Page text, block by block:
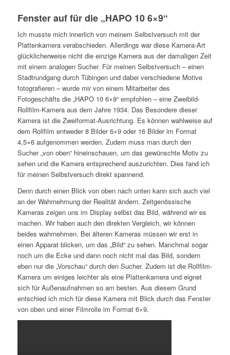
Fenster auf für die „HAPO 10 6×9“
Ich musste mich innerlich von meinem Selbstversuch mit der
Plattenkamera verabschieden. Allerdings war diese Kamera-Art
glücklicherweise nicht die einzige Kamera aus der damaligen Zeit
mit einem analogen Sucher. Für meinen Selbstversuch – einen
Stadtrundgang durch Tübingen und dabei verschiedene Motive
fotografieren – wurde mir von einem Mitarbeiter des
Fotogeschäfts die „HAPO 10 6×9“ empfohlen – eine Zweibild-
Rollfilm-Kamera aus dem Jahre 1934. Das Besondere dieser
Kamera ist die Zweiformat-Ausrichtung. Es können wahlweise auf
dem Rollfilm entweder 8 Bilder 6×9 oder 16 Bilder im Format
4,5×6 aufgenommen werden. Zudem muss man durch den
Sucher „von oben“ hineinschauen, um das gewünschte Motiv zu
sehen und die Kamera entsprechend auszurichten. Dies fand ich
für meinen Selbstversuch direkt spannend.
Denn durch einen Blick von oben nach unten kann sich auch viel
an der Wahrnehmung der Realität ändern. Zeitgenössische
Kameras zeigen uns im Display selbst das Bild, während wir es
machen. Wir haben auch den direkten Vergleich, wir können
beides wahrnehmen. Bei älteren Kameras müssen wir erst in
einen Apparat blicken, um das „Bild“ zu sehen. Manchmal sogar
noch um die Ecke und dann noch nicht mal das Bild, sondern
eben nur die „Vorschau“ durch den Sucher. Zudem ist die Rollfilm-
Kamera um einiges leichter als eine Plattenkamera und eignet
sich für Außenaufnahmen so am besten. Aus diesem Grund
entschied ich mich für diese Kamera mit Blick durch das Fenster
von oben und einer Filmrolle im Format 6×9.